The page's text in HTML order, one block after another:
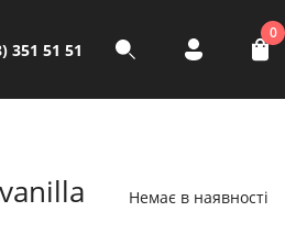
351 51 51
0
Немає в наявності